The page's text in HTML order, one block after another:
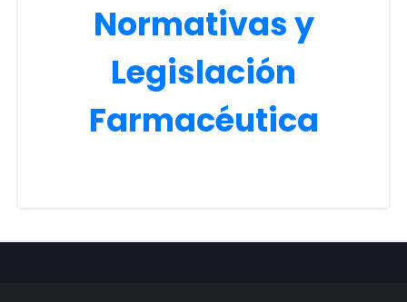
Normativas y
Legislación
Farmacéutica